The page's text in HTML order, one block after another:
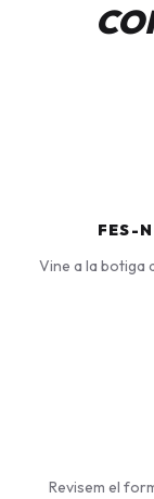
FES-
Vine a la botiga
Revisem el